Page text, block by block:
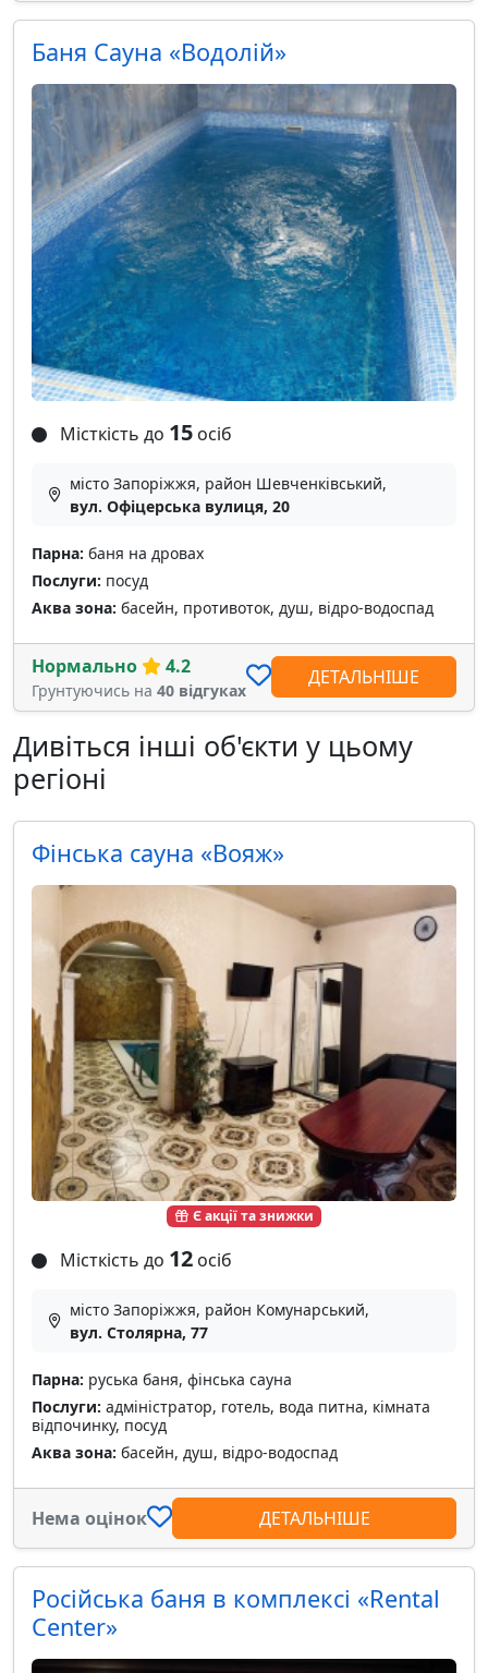
Баня Сауна «Водолій»
Місткість до 15 осіб
місто Запоріжжя, район Шевченківський,
вул. Офіцерська вулиця, 20
Парна: баня на дровах
Послуги: посуд
Аква зона: басейн, противоток, душ, відро-водоспад
Нормально 4.2
Грунтуючись на 40 відгуках
ДЕТАЛЬНІШЕ
Дивіться інші об'єкти у цьому
регіоні
Є акції та знижки
Фінська сауна «Вояж»
Місткість до 12 осіб
місто Запоріжжя, район Комунарський,
вул. Столярна, 77
Парна: руська баня, фінська сауна
Послуги: адміністратор, готель, вода питна, кімната
відпочинку, посуд
Аква зона: басейн, душ, відро-водоспад
Нема оцінок ДЕТАЛЬНІШЕ
Російська баня в комплексі «Rental
Center»